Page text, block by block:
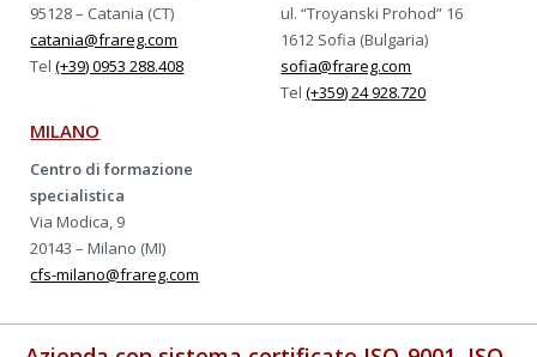
95128 – Catania (CT)
catania@frareg.com
Tel(+39) 0953 288.408
ul. “Troyanski Prohod” 16
1612 Sofia (Bulgaria)
sofia@frareg.com
Tel(+359) 24 928.720
MILANO
Centro di formazione
specialistica
Via Modica, 9
20143 – Milano (MI)
cfs-milano@frareg.com